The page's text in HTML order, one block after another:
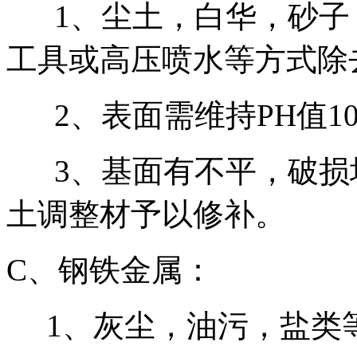
1、尘土，白华，砂子
工具或高压喷水等方式
2、表面需维持PH值
3、基面有不平，破损
土调整材予以修补。
C、钢铁金属：
1、灰尘，油污，盐类